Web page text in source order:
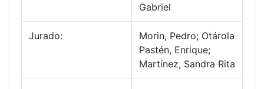
Gabriel
Jurado:
Morin, Pedro; Otárola
Pastén, Enrique;
Martínez, Sandra Rita